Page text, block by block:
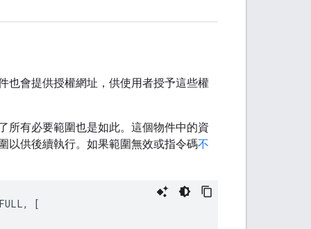
也會提供授權網址，供使用者授予這些權
所有必要範圍也是如此。這個物件中的資
以供後續執行。如果範圍無效或指令碼不
, [